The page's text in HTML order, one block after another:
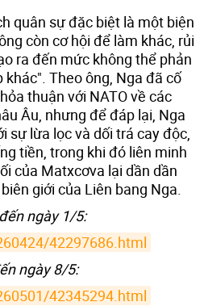
quân sự đặc biệt là một biện
còn cơ hội để làm khác, rủi
ra đến mức không thể phản
Theo ông, Nga đã cố
thuận với NATO về các
Âu, nhưng để đáp lại, Nga
sự lừa lọc và dối trá cay độc,
tiền, trong khi đó liên minh
của Matxcơva lại dần dần
giới của Liên bang Nga.
ngày 1/5:
42297686.html
ngày 8/5:
42345294.html